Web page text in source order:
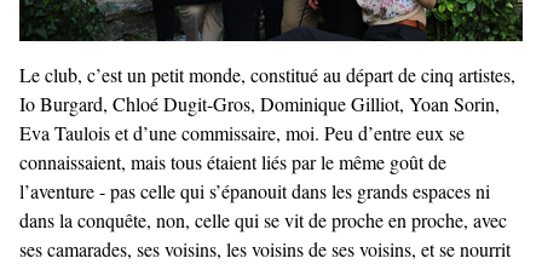
Le club, c’est un petit monde, constitué au départ de cinq artistes,
Io Burgard, Chloé Dugit-Gros, Dominique Gilliot, Yoan Sorin,
Eva Taulois et d’une commissaire, moi. Peu d’entre eux se
connaissaient, mais tous étaient liés par le même goût de
l’aventure - pas celle qui s’épanouit dans les grands espaces ni
dans la conquête, non, celle qui se vit de proche en proche, avec
ses camarades, ses voisins, les voisins de ses voisins, et se nourrit